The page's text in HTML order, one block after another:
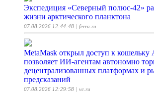
Экспедиция «Северный полюс-42»
жизни арктического планктона
07.08.2026 12:44:48 | ferra.ru
MetaMask открыл доступ к
позволяет ИИ-агентам автономно
децентрализованных платформах и
предсказаний
07.08.2026 12:29:58 | vc.ru